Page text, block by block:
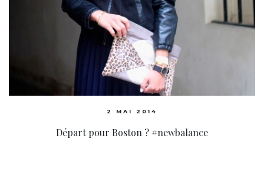
2 MAI 2014
Départ pour Boston ? #newbalance